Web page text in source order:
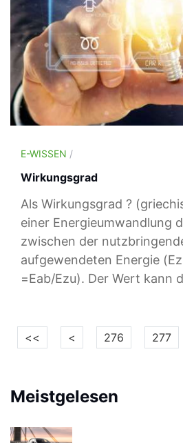
E-WISSEN /
Wirkungsgrad
Als Wirkungsgrad ?
einer Energieumwandlung
zwischen der
aufgewendeten Energie
=Eab/Ezu). Der Wert kann
<< < 276 277
Meistgelesen